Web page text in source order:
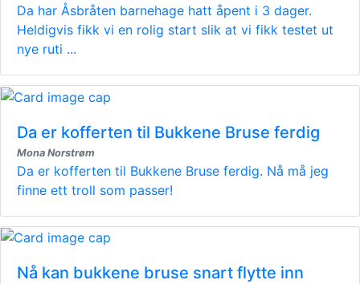
Da har Åsbråten barnehage hatt åpent i 3 dager.
Heldigvis fikk vi en rolig start slik at vi fikk testet ut
nye ruti ...
Da er kofferten til Bukkene Bruse ferdig
Mona Norstrøm
Da er kofferten til Bukkene Bruse ferdig. Nå må jeg
finne ett troll som passer!
Nå kan bukkene bruse snart flytte inn